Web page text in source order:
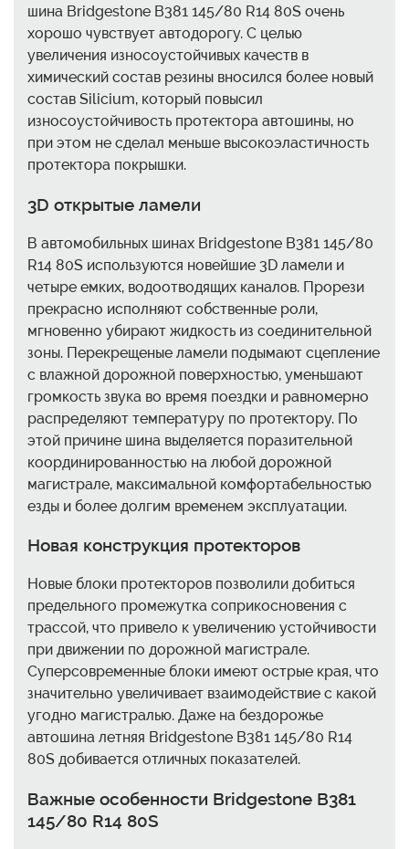
шина Bridgestone B381 145/80 R14 80S очень
хорошо чувствует автодорогу. С целью
увеличения износоустойчивых качеств в
химический состав резины вносился более новый
состав Silicium, который повысил
износоустойчивость протектора автошины, но
при этом не сделал меньше высокоэластичность
протектора покрышки.
3D открытые ламели
В автомобильных шинах Bridgestone B381 145/80
R14 80S используются новейшие 3D ламели и
четыре емких, водоотводящих каналов. Прорези
прекрасно исполняют собственные роли,
мгновенно убирают жидкость из соединительной
зоны. Перекрещеные ламели подымают сцепление
с влажной дорожной поверхностью, уменьшают
громкость звука во время поездки и равномерно
распределяют температуру по протектору. По
этой причине шина выделяется поразительной
координированностью на любой дорожной
магистрале, максимальной комфортабельностью
езды и более долгим временем эксплуатации.
Новая конструкция протекторов
Новые блоки протекторов позволили добиться
предельного промежутка соприкосновения с
трассой, что привело к увеличению устойчивости
при движении по дорожной магистрале.
Суперсовременные блоки имеют острые края, что
значительно увеличивает взаимодействие с какой
угодно магистралью. Даже на бездорожье
автошина летняя Bridgestone B381 145/80 R14
80S добивается отличных показателей.
Важные особенности Bridgestone B381
145/80 R14 80S